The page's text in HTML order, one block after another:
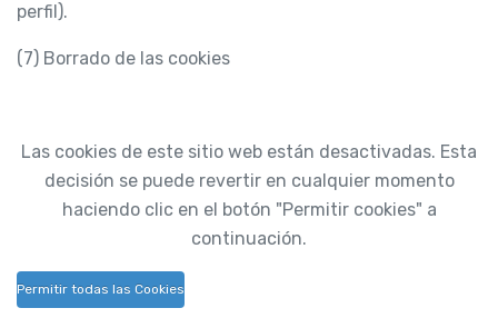
perfil).
(7) Borrado de las cookies
Las cookies de este sitio web están desactivadas. Esta
decisión se puede revertir en cualquier momento
haciendo clic en el botón "Permitir cookies" a
continuación.
Permitir todas las Cookies